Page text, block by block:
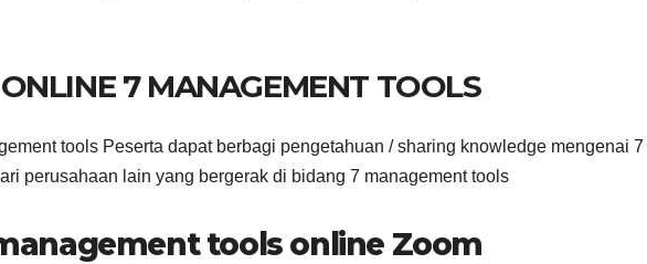
7 MANAGEMENT TOOLS
tools Peserta dapat berbagi pengetahuan / sharing knowledge mengenai 7
perusahaan lain yang bergerak di bidang 7 management tools
tools online Zoom